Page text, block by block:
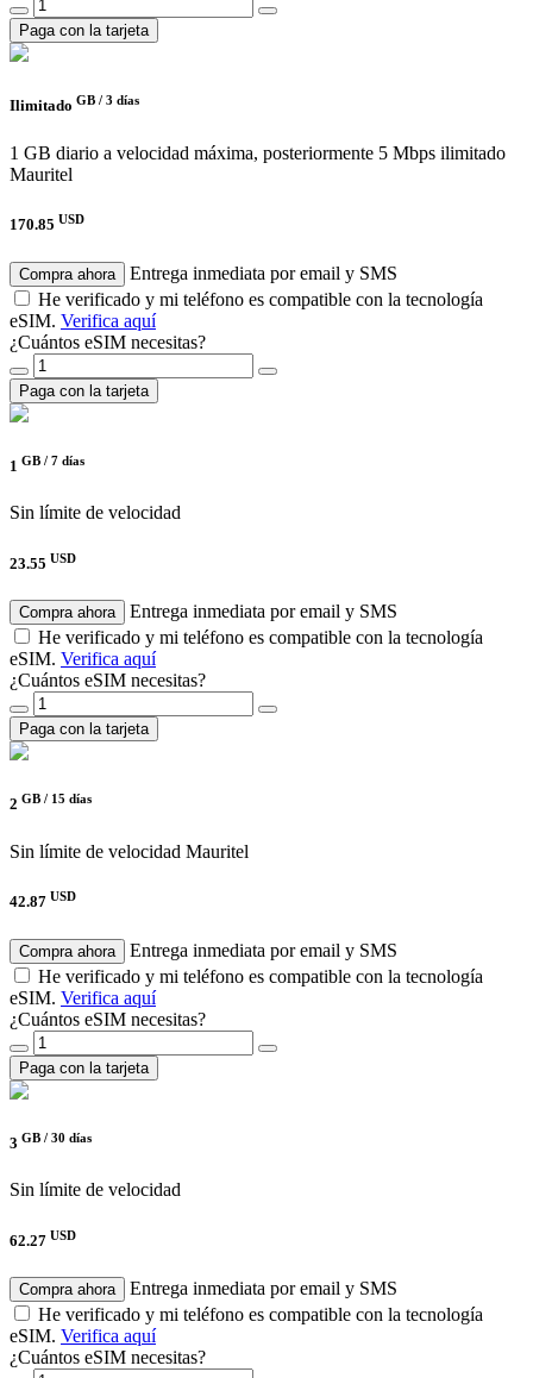
Paga con la tarjeta
Ilimitado GB / 3 días
1 GB diario a velocidad máxima, posteriormente 5 Mbps ilimitado
Mauritel
170.85 USD
Compra ahora
Entrega inmediata por email y SMS
He verificado y mi teléfono es compatible con la tecnología
eSIM. Verifica aquí
¿Cuántos eSIM necesitas?
Paga con la tarjeta
1 GB / 7 días
Sin límite de velocidad
23.55 USD
Compra ahora
Entrega inmediata por email y SMS
He verificado y mi teléfono es compatible con la tecnología
eSIM. Verifica aquí
¿Cuántos eSIM necesitas?
Paga con la tarjeta
2 GB / 15 días
Sin límite de velocidad Mauritel
42.87 USD
Compra ahora
Entrega inmediata por email y SMS
He verificado y mi teléfono es compatible con la tecnología
eSIM. Verifica aquí
¿Cuántos eSIM necesitas?
Paga con la tarjeta
3 GB / 30 días
Sin límite de velocidad
62.27 USD
Compra ahora
Entrega inmediata por email y SMS
He verificado y mi teléfono es compatible con la tecnología
eSIM. Verifica aquí
¿Cuántos eSIM necesitas?